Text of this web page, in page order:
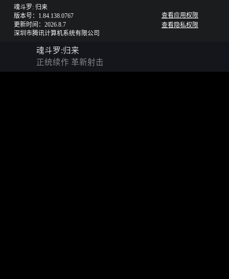
魂斗罗: 归来
版本号：1.84.138.0767
更新时间：2026.8.7
深圳市腾讯计算机系统有限公司
查看应用权限
查看隐私权限
魂斗罗:归来
正统续作 革新射击